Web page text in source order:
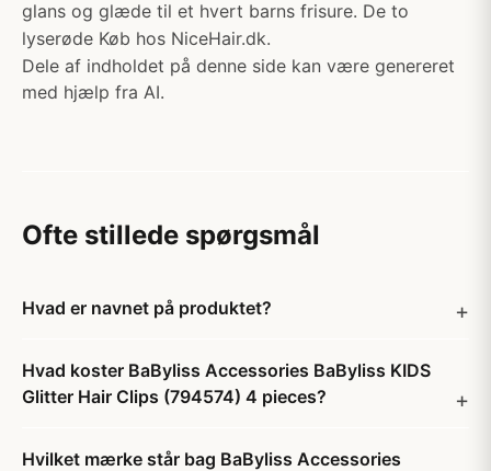
glans og glæde til et hvert barns frisure. De to
lyserøde Køb hos NiceHair.dk.
Dele af indholdet på denne side kan være genereret
med hjælp fra AI.
Ofte stillede spørgsmål
Hvad er navnet på produktet?
Hvad koster BaByliss Accessories BaByliss KIDS
Glitter Hair Clips (794574) 4 pieces?
Hvilket mærke står bag BaByliss Accessories